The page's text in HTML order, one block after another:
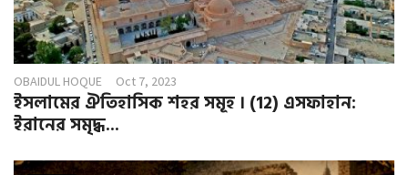
OBAIDUL HOQUE Oct 7, 2023
ইসলামের ঐতিহাসিক শহর সমূহ । (12) এসফাহান:
ইরানের সমৃদ্ধ...